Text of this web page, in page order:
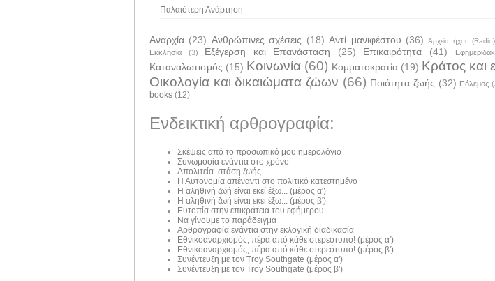
Παλαιότερη Ανάρτηση
Αναρχία (23) Ανθρώπινες σχέσεις (18) Αντί μανιφέστου (36) Αρχεία ήχου (Radio)
Εκκλησία (3) Εξέγερση και Επανάσταση (25) Επικαιρότητα (41)
Καταναλωτισμός (15) Κοινωνία (60) Κομματοκρατία (19) Κράτος και
Οικολογία και δικαιώματα ζώων (66) Ποιότητα ζωής (32) Πόλεμος
books (12)
Ενδεικτική αρθρογραφία:
Σκέψεις από το προσωπικό μου ημερολόγιο
Συνωμοσία ενάντια στο χρόνο
Απολιτεία. στάση ζωής
Η Αυτονομία απέναντι στο πολιτικό κατεστημένο
Η αληθινή ζωή είναι εκεί έξω... (μέρος α')
Η αληθινή ζωή είναι εκεί έξω... (μέρος β')
Ευτοπία στην επικράτεια του εφήμερου
Να γίνουμε το παράδειγμα
Αρθρογραφία ενάντια στην εκλογική διαδικασία
Εθνικοαναρχισμός, πέρα από κάθε στερεότυπο! (μέρος α')
Εθνικοαναρχισμός, πέρα από κάθε στερεότυπο! (μέρος β')
Συνέντευξη με τον Troy Southgate (μέρος α')
Συνέντευξη με τον Troy Southgate (μέρος β')